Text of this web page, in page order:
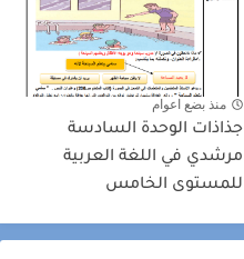
منذ بضع اعوام
جذاذات الوحدة السادسة
مرشدي في اللغة العربية
للمستوى الخامس